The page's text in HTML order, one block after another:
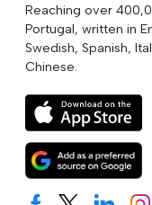
Reaching over
Portugal, written in
Swedish, Spanish,
Chinese.